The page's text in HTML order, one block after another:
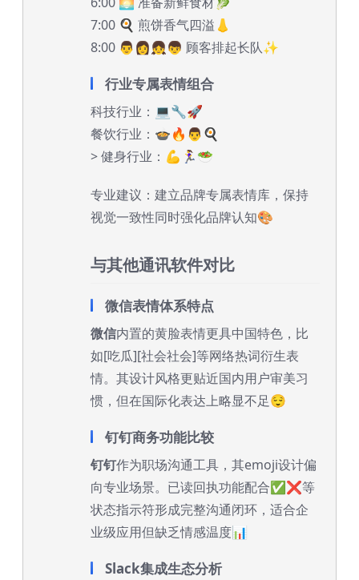
7:00 🍳 煎饼香气四溢👃
8:00 👨👩👧👦 顾客排起长队✨
行业专属表情组合
科技行业：💻🔧🚀
餐饮行业：🍲🔥👨🍳
> 健身行业：💪🏃‍♀️🥗
专业建议：建立品牌专属表情库，保持
视觉一致性同时强化品牌认知🎨
与其他通讯软件对比
微信表情体系特点
微信内置的黄脸表情更具中国特色，比
如[吃瓜][社会社会]等网络热词衍生表
情。其设计风格更贴近国内用户审美习
惯，但在国际化表达上略显不足😌
钉钉商务功能比较
钉钉作为职场沟通工具，其emoji设计偏
向专业场景。已读回执功能配合✅❌等
状态指示符形成完整沟通闭环，适合企
业级应用但缺乏情感温度📊
Slack集成生态分析